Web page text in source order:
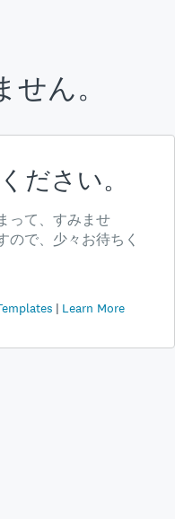
ん。
ださい。
って、すみませ
ので、少々お待ちく
Learn More